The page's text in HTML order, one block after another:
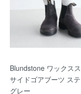
Blundstone ワックス
サイドゴアブーツ ス
グレー